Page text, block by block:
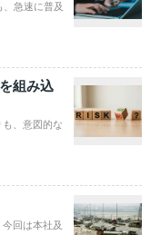
急速に普及
組み込
、意図的な
回は本社及